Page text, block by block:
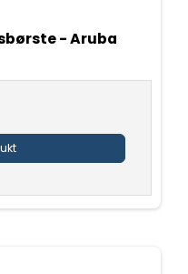
- Aruba